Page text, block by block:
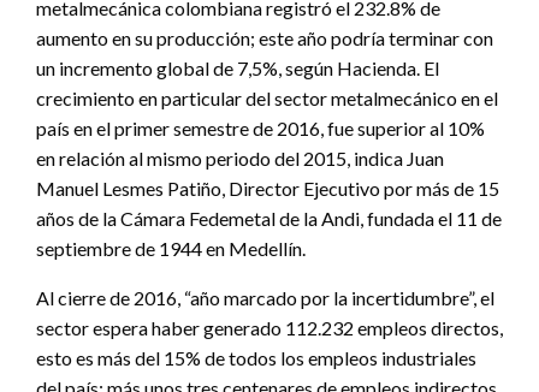
metalmecánica colombiana registró el 232.8% de
aumento en su producción; este año podría terminar con
un incremento global de 7,5%, según Hacienda. El
crecimiento en particular del sector metalmecánico en el
país en el primer semestre de 2016, fue superior al 10%
en relación al mismo periodo del 2015, indica Juan
Manuel Lesmes Patiño, Director Ejecutivo por más de 15
años de la Cámara Fedemetal de la Andi, fundada el 11 de
septiembre de 1944 en Medellín.
Al cierre de 2016, “año marcado por la incertidumbre”, el
sector espera haber generado 112.232 empleos directos,
esto es más del 15% de todos los empleos industriales